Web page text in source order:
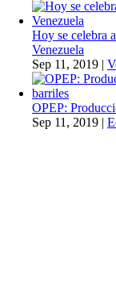
Hoy se celebra
Venezuela
Sep 11, 2019 |
OPEP:
Sep 11, 2019 |